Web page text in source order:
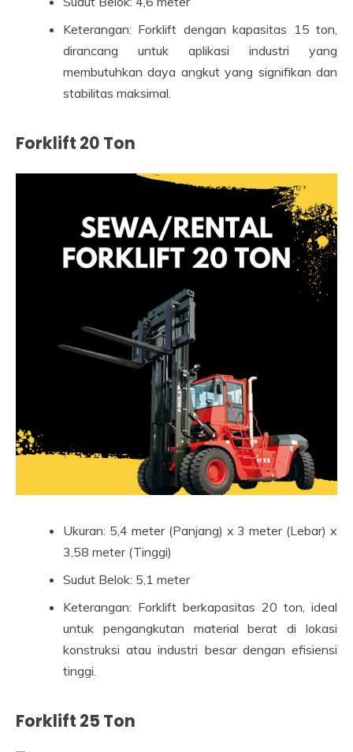
Keterangan: Forklift dengan kapasitas 15 ton,
dirancang untuk aplikasi industri yang
membutuhkan daya angkut yang signifikan dan
stabilitas maksimal.
Forklift 20 Ton
Ukuran: 5,4 meter (Panjang) x 3 meter (Lebar) x
3,58 meter (Tinggi)
Sudut Belok: 5,1 meter
Keterangan: Forklift berkapasitas 20 ton, ideal
untuk pengangkutan material berat di lokasi
konstruksi atau industri besar dengan efisiensi
tinggi.
Forklift 25 Ton